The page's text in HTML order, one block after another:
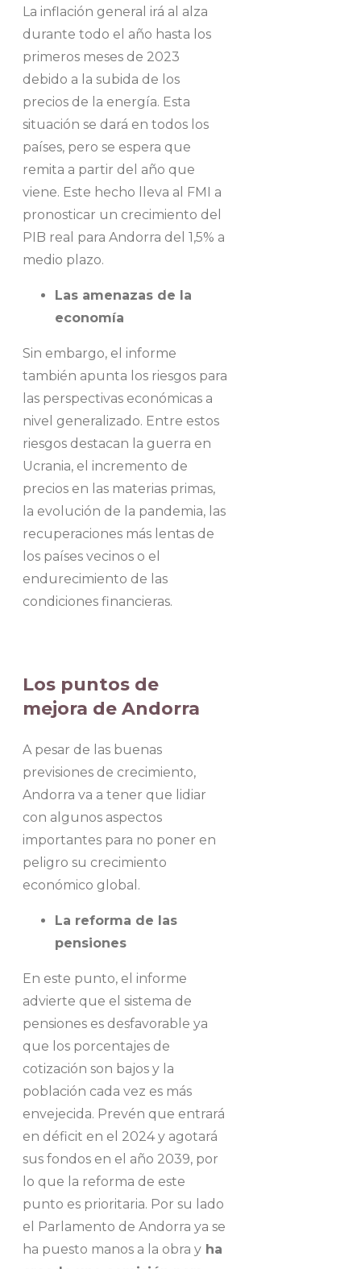
La inflación general irá al alza
durante todo el año hasta los
primeros meses de 2023
debido a la subida de los
precios de la energía. Esta
situación se dará en todos los
países, pero se espera que
remita a partir del año que
viene. Este hecho lleva al FMI a
pronosticar un crecimiento del
PIB real para Andorra del 1,5% a
medio plazo.
Las amenazas de la
economía
Sin embargo, el informe
también apunta los riesgos para
las perspectivas económicas a
nivel generalizado. Entre estos
riesgos destacan la guerra en
Ucrania, el incremento de
precios en las materias primas,
la evolución de la pandemia, las
recuperaciones más lentas de
los países vecinos o el
endurecimiento de las
condiciones financieras.
Los puntos de
mejora de Andorra
A pesar de las buenas
previsiones de crecimiento,
Andorra va a tener que lidiar
con algunos aspectos
importantes para no poner en
peligro su crecimiento
económico global.
La reforma de las
pensiones
En este punto, el informe
advierte que el sistema de
pensiones es desfavorable ya
que los porcentajes de
cotización son bajos y la
población cada vez es más
envejecida. Prevén que entrará
en déficit en el 2024 y agotará
sus fondos en el año 2039, por
lo que la reforma de este
punto es prioritaria. Por su lado
el Parlamento de Andorra ya se
ha puesto manos a la obra y ha